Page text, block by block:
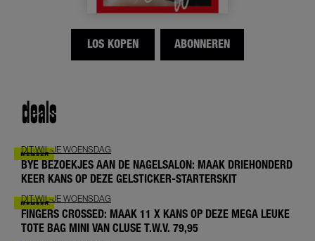
LOS KOPEN ABONNEREN
deals
DIT-WIL-JE WOENSDAG
BYE BEZOEKJES AAN DE NAGELSALON: MAAK DRIEHONDERD
KEER KANS OP DEZE GELSTICKER-STARTERSKIT
DIT-WIL-JE WOENSDAG
FINGERS CROSSED: MAAK 11 X KANS OP DEZE MEGA LEUKE
TOTE BAG MINI VAN CLUSE T.W.V. 79,95